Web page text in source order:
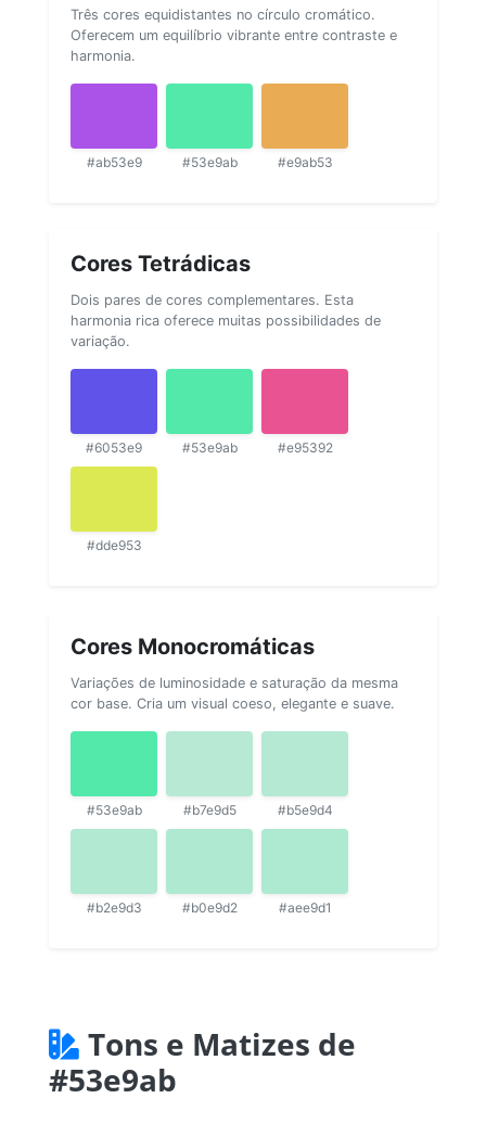
Três cores equidistantes no círculo cromático.
Oferecem um equilíbrio vibrante entre contraste e
harmonia.
#ab53e9 #53e9ab #e9ab53
Cores Tetrádicas
Dois pares de cores complementares. Esta
harmonia rica oferece muitas possibilidades de
variação.
#6053e9 #53e9ab #e95392
#dde953
Cores Monocromáticas
Variações de luminosidade e saturação da mesma
cor base. Cria um visual coeso, elegante e suave.
#53e9ab #b7e9d5 #b5e9d4
#b2e9d3 #b0e9d2 #aee9d1
Tons e Matizes de
#53e9ab